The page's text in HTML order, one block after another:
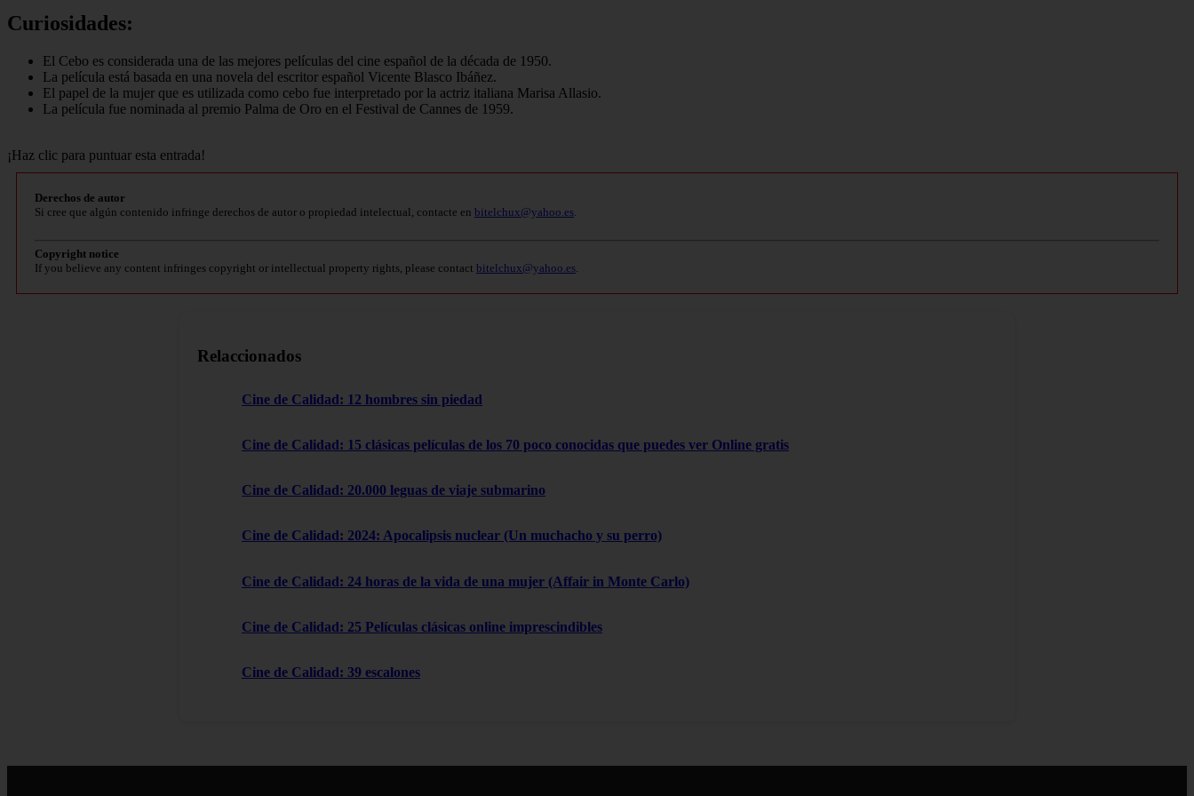
Curiosidades:
El Cebo es considerada una de las mejores películas del cine español de la década de 1950.
La película está basada en una novela del escritor español Vicente Blasco Ibáñez.
El papel de la mujer que es utilizada como cebo fue interpretado por la actriz italiana Marisa Allasio.
La película fue nominada al premio Palma de Oro en el Festival de Cannes de 1959.
¡Haz clic para puntuar esta entrada!
Derechos de autor
Si cree que algún contenido infringe derechos de autor o propiedad intelectual, contacte en bitelchux@yahoo.es.
Copyright notice
If you believe any content infringes copyright or intellectual property rights, please contact bitelchux@yahoo.es.
Relaccionados
Cine de Calidad: 12 hombres sin piedad
Cine de Calidad: 15 clásicas películas de los 70 poco conocidas que puedes ver Online gratis
Cine de Calidad: 20.000 leguas de viaje submarino
Cine de Calidad: 2024: Apocalipsis nuclear (Un muchacho y su perro)
Cine de Calidad: 24 horas de la vida de una mujer (Affair in Monte Carlo)
Cine de Calidad: 25 Películas clásicas online imprescindibles
Cine de Calidad: 39 escalones